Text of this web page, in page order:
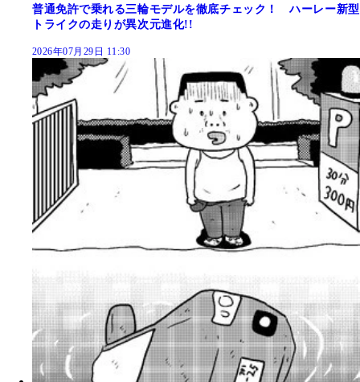
普通免許で乗れる三輪モデルを徹底チェック！ ハーレー新型
トライクの走りが異次元進化!!
2026年07月29日 11:30